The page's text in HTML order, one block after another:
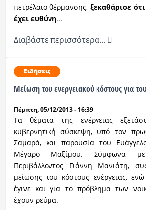
Εκπομπές
πετρέλαιο θέρμανσης, ξεκαθάρισε
έχει ευθύνη...
Διαβάστε περισσότερα...
Ειδήσεις
Μείωση του ενεργειακού κόστους για
Πέμπτη, 05/12/2013 - 16:39
Τα θέματα της ενέργειας
κυβερνητική σύσκεψη, υπό τον
Σαμαρά, και παρουσία του
Μέγαρο Μαξίμου. Σύμφωνα
Περιβάλλοντος Γιάννη Μανιάτη,
μείωσης του κόστους ενέργειας,
έγινε και για το πρόβλημα των
έχουν ρεύμα.